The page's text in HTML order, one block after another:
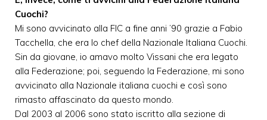
Cuochi?
Mi sono avvicinato alla FIC a fine anni ’90 grazie a Fabio
Tacchella, che era lo chef della Nazionale Italiana Cuochi.
Sin da giovane, io amavo molto Vissani che era legato
alla Federazione; poi, seguendo la Federazione, mi sono
avvicinato alla Nazionale italiana cuochi e così sono
rimasto affascinato da questo mondo.
Dal 2003 al 2006 sono stato iscritto alla sezione di